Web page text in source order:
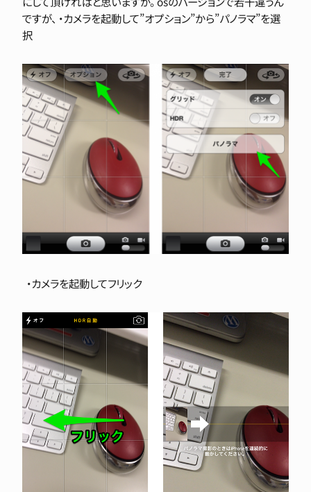
ですが、 ・カメラを起動して”オプション”から”パノラマ”を選
択
・カメラを起動してフリック